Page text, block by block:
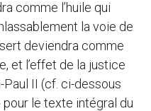
comme l’huile qui
la voie de
deviendra comme
et l’effet de la justice
Paul II (cf. ci-dessous
le texte intégral du